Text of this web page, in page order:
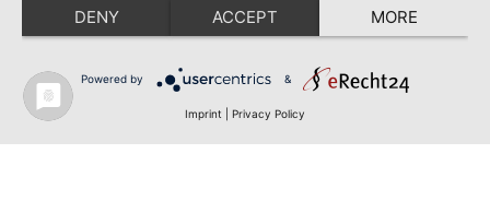
DENY ACCEPT MORE
Powered by &
Imprint Privacy Policy